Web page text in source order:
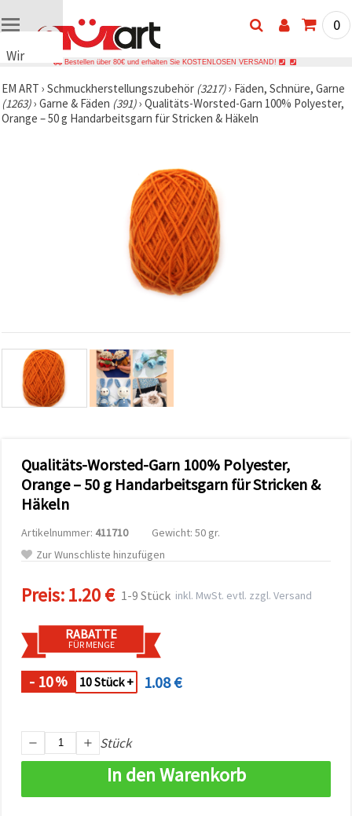
Wir
Cookies
🍪 Wir
verwenden
Datenverkehr
analysieren
sowie
relevantere
Unterstützung
unserer
Partner für
Analyse
Marketing.
ablehnen
den
Einstellungen
individuell
festlegen.
Einwilligung
ändern
widerrufen.
Cookie-
0
Bestellen über 80€ und erhalten Sie KOSTENLOSEN VERSAND!
EM ART › Schmuckherstellungszubehör (3217)› Fäden, Schnüre, Garne
(1263)› Garne & Fäden (391)› Qualitäts-Worsted-Garn 100% Polyester,
Orange – 50 g Handarbeitsgarn für Stricken & Häkeln
Qualitäts-Worsted-Garn 100% Polyester,
Orange – 50 g Handarbeitsgarn für Stricken &
Häkeln
Artikelnummer: 411710
Gewicht: 50 gr.
Zur Wunschliste hinzufügen
Preis:1.20 € 1-9 Stück inkl. MwSt. evtl. zzgl. Versand
RABATTE
FÜR MENGE
- 10% 10 Stück + 1.08 €
Stück
In den Warenkorb